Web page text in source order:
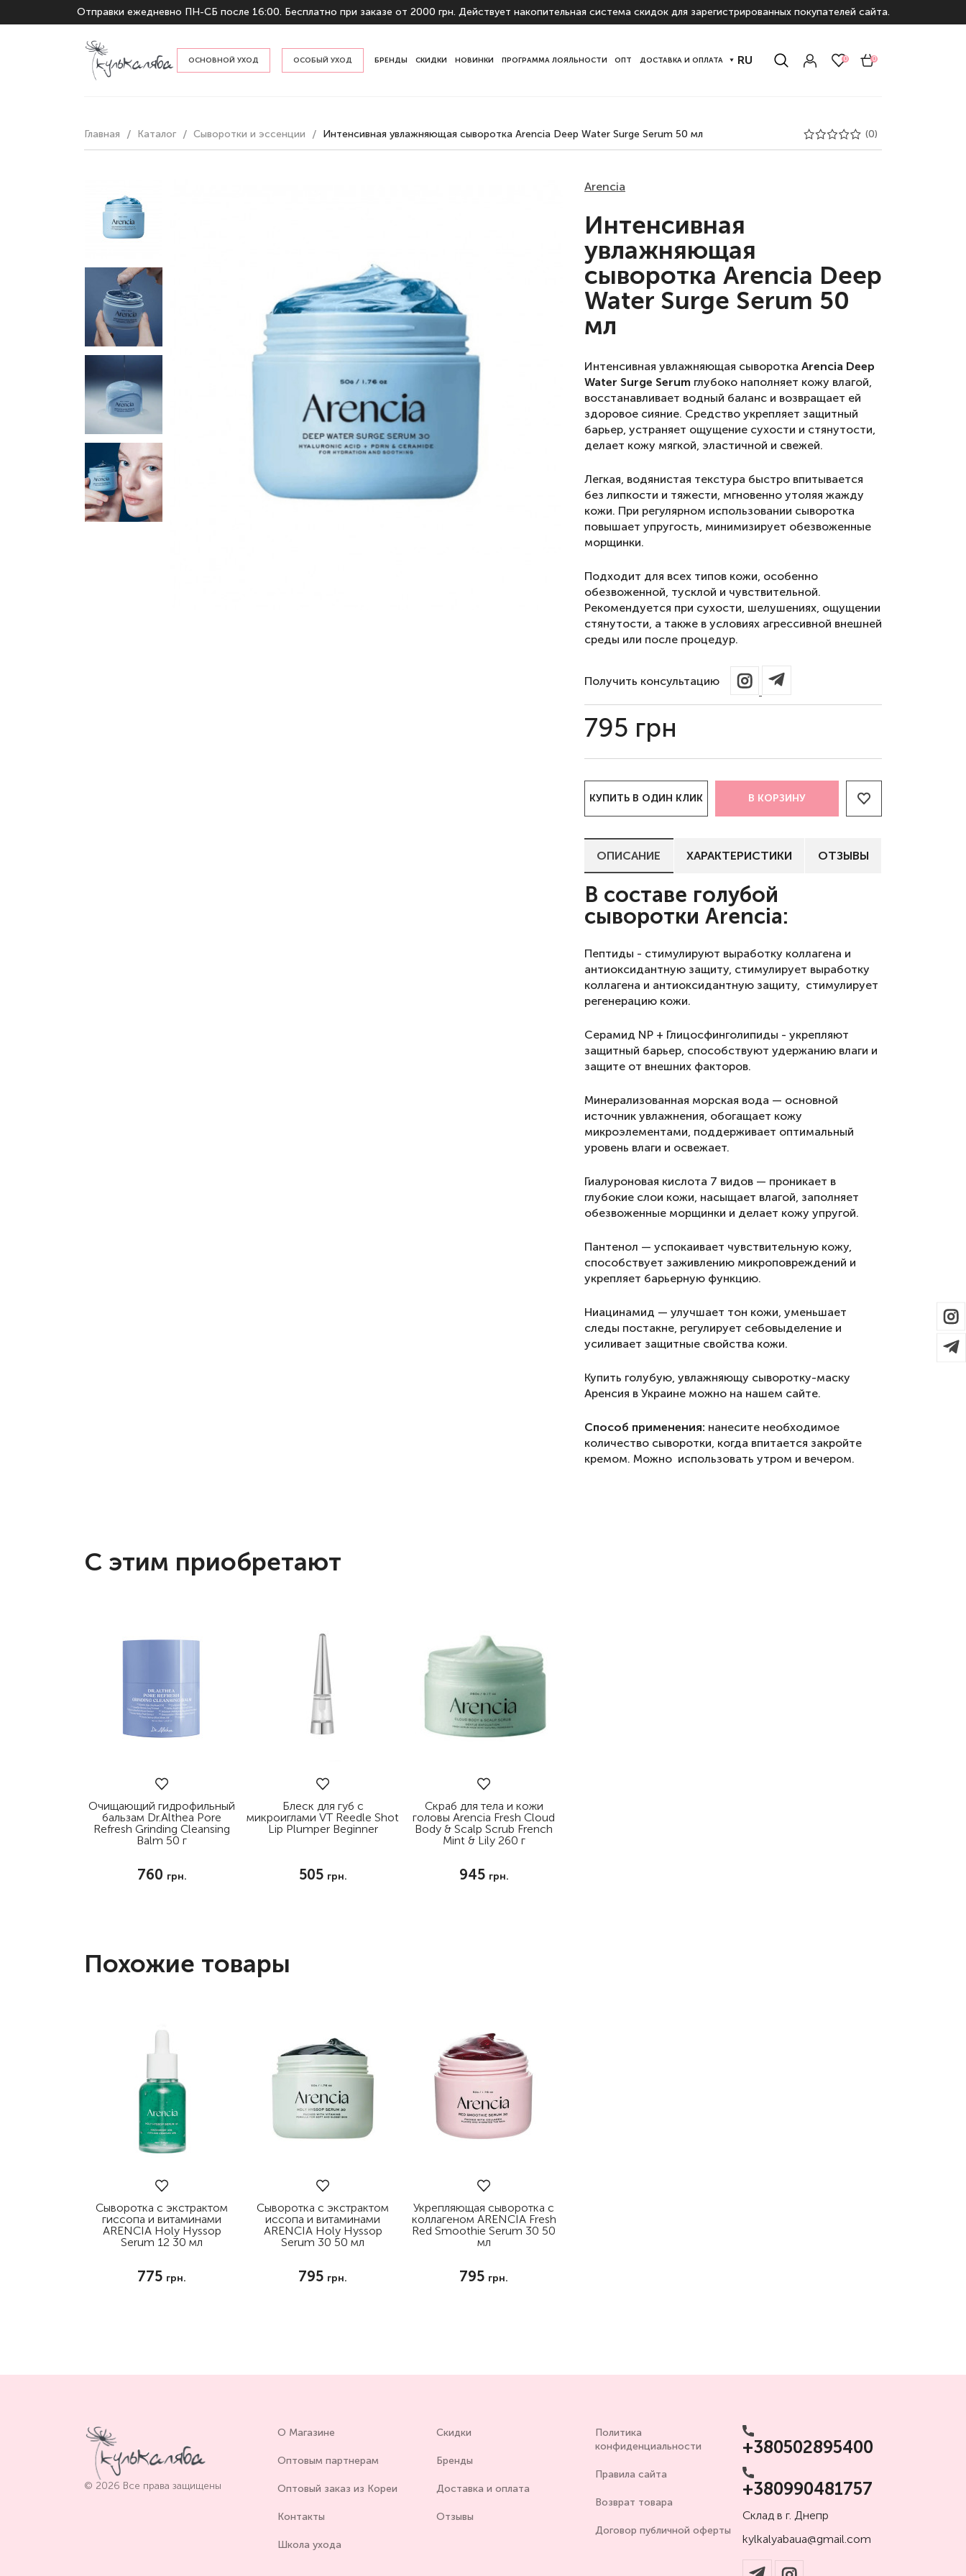
Отправки ежедневно ПН-СБ после 16:00. Бесплатно при заказе от 2000 грн. Действует накопительная система скидок для зарегистрированных покупателей сайта.
ОСНОВНОЙ УХОД
Для кожи вокруг глаз
Аксессуары и массаж
ОСОБЫЙ УХОД
По назначению
БРЕНДЫ СКИДКИ НОВИНКИ ПРОГРАММА ЛОЯЛЬНОСТИ ОПТ ДОСТАВКА И ОПЛАТА RU 0 0
Главная Каталог Сыворотки и эссенции Интенсивная увлажняющая сыворотка Arencia Deep Water Surge Serum 50 мл (0)
Arencia
Интенсивная
увлажняющая
сыворотка Arencia Deep
Water Surge Serum 50
мл
Интенсивная увлажняющая сыворотка Arencia Deep
Water Surge Serum глубоко наполняет кожу влагой,
восстанавливает водный баланс и возвращает ей
здоровое сияние. Средство укрепляет защитный
барьер, устраняет ощущение сухости и стянутости,
делает кожу мягкой, эластичной и свежей.
Легкая, водянистая текстура быстро впитывается
без липкости и тяжести, мгновенно утоляя жажду
кожи. При регулярном использовании сыворотка
повышает упругость, минимизирует обезвоженные
морщинки.
Подходит для всех типов кожи, особенно
обезвоженной, тусклой и чувствительной.
Рекомендуется при сухости, шелушениях, ощущении
стянутости, а также в условиях агрессивной внешней
среды или после процедур.
Получить консультацию
795 грн
КУПИТЬ В ОДИН КЛИК В КОРЗИНУ
ОПИСАНИЕ ХАРАКТЕРИСТИКИ ОТЗЫВЫ
В составе голубой
сыворотки Arencia:
Пептиды - стимулируют выработку коллагена и
антиоксидантную защиту, стимулирует выработку
коллагена и антиоксидантную защиту, стимулирует
регенерацию кожи.
Серамид NP + Глицосфинголипиды - укрепляют
защитный барьер, способствуют удержанию влаги и
защите от внешних факторов.
Минерализованная морская вода — основной
источник увлажнения, обогащает кожу
микроэлементами, поддерживает оптимальный
уровень влаги и освежает.
Гиалуроновая кислота 7 видов — проникает в
глубокие слои кожи, насыщает влагой, заполняет
обезвоженные морщинки и делает кожу упругой.
Пантенол — успокаивает чувствительную кожу,
способствует заживлению микроповреждений и
укрепляет барьерную функцию.
Ниацинамид — улучшает тон кожи, уменьшает
следы постакне, регулирует себовыделение и
усиливает защитные свойства кожи.
Купить голубую, увлажняющу сыворотку-маску
Аренсия в Украине можно на нашем сайте.
Способ применения: нанесите необходимое
количество сыворотки, когда впитается закройте
кремом. Можно использовать утром и вечером.
С этим приобретают
Очищающий гидрофильный
бальзам Dr.Althea Pore
Refresh Grinding Cleansing
Balm 50 г
760 грн.
Блеск для губ с
микроиглами VT Reedle Shot
Lip Plumper Beginner
505 грн.
Скраб для тела и кожи
головы Arencia Fresh Cloud
Body & Scalp Scrub French
Mint & Lily 260 г
945 грн.
Похожие товары
Сыворотка с экстрактом
гиссопа и витаминами
ARENCIA Holy Hyssop
Serum 12 30 мл
775 грн.
Сыворотка с экстрактом
иссопа и витаминами
ARENCIA Holy Hyssop
Serum 30 50 мл
795 грн.
Укрепляющая сыворотка с
коллагеном ARENCIA Fresh
Red Smoothie Serum 30 50
мл
795 грн.
© 2026 Все права защищены
О Магазине
Оптовым партнерам
Оптовый заказ из Кореи
Контакты
Школа ухода
Скидки
Бренды
Доставка и оплата
Отзывы
Политика
конфиденциальности
Правила сайта
Возврат товара
Договор публичной оферты
+380502895400
+380990481757
Склад в г. Днепр
kylkalyabaua@gmail.com